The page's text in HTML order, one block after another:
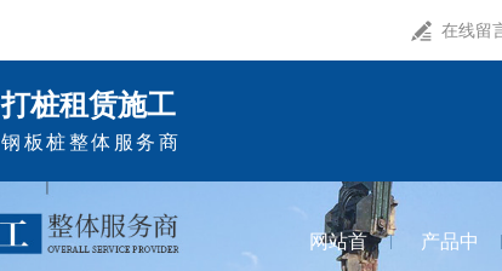
在线留
打桩租赁施工
钢板桩整体服务商
网站首 产品中